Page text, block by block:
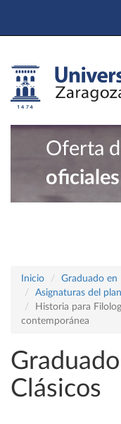
Oferta
oficiales
Inicio
Graduado en
Asignaturas del
Historia para
contemporánea
Clásicos